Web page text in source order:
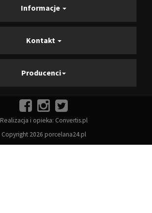
Informacje
Kontakt
Producenci
Realizacja i opieka: Convertis.pl
Copyright 2026 porcelana24.pl